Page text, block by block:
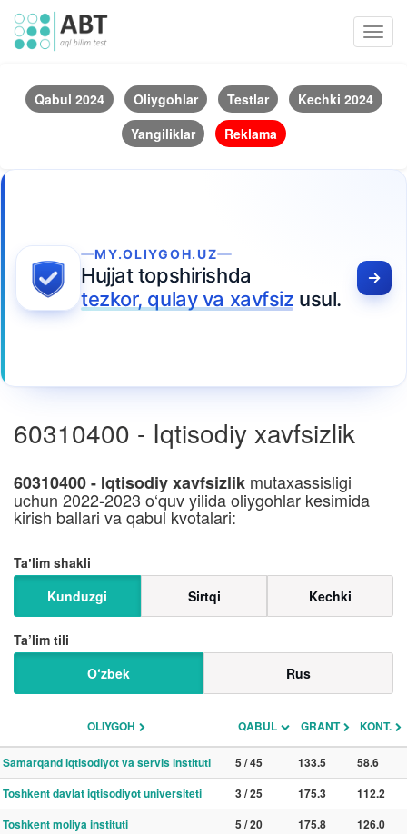
Qabul 2024 Oliygohlar Testlar
Kechki 2024
Yangiliklar
Reklama
MY.OLIYGOH.UZ
Hujjat topshirishda
tezkor, qulay va xavfsiz usul.
60310400 - Iqtisodiy xavfsizlik
60310400 - Iqtisodiy xavfsizlik mutaxassisligi
uchun 2022-2023 o‘quv yilida oliygohlar kesimida
kirish ballari va qabul kvotalari:
Taʼlim shakli
Kunduzgi
Sirtqi Kechki
Ta’lim tili
O‘zbek
Rus
OLIYGOH QABUL GRANT KONT.
Samarqand iqtisodiyot va servis instituti 5 / 45 133.5
58.6
Toshkent davlat iqtisodiyot universiteti
3 / 25 175.3
112.2
Toshkent moliya instituti
5 / 20 175.8
126.0